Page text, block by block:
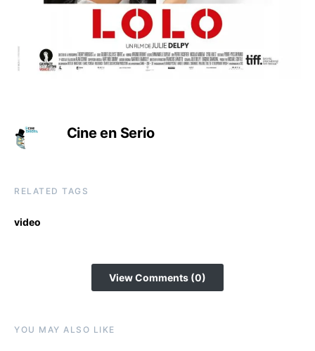
Cine en Serio
RELATED TAGS
video
View Comments (0)
YOU MAY ALSO LIKE